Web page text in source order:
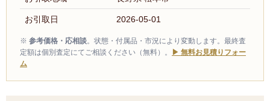
お引取日 2026-05-01
※ 参考価格・応相談。状態・付属品・市況により変動します。最終査
定額は個別査定にてご相談ください（無料）。
▶ 無料お見積りフォー
ム